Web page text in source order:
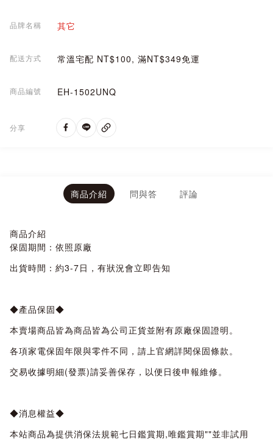
品牌名稱 其它
配送方式 常溫宅配 NT$100, 滿NT$349免運
商品編號 EH-1502UNQ
分享
商品介紹 問與答 評論
商品介紹
保固期間：依照原廠
出貨時間：約3-7日，有狀況會立即告知
◆產品保固◆
本賣場商品皆為商品皆為公司正貨並附有原廠保固證明。
各項家電保固年限與零件不同，請上官網詳閱保固條款。
交易收據明細(發票)請妥善保存，以便日後申報維修。
◆消息權益◆
本站商品為提供消保法規範七日鑑賞期,唯鑑賞期""並非試用